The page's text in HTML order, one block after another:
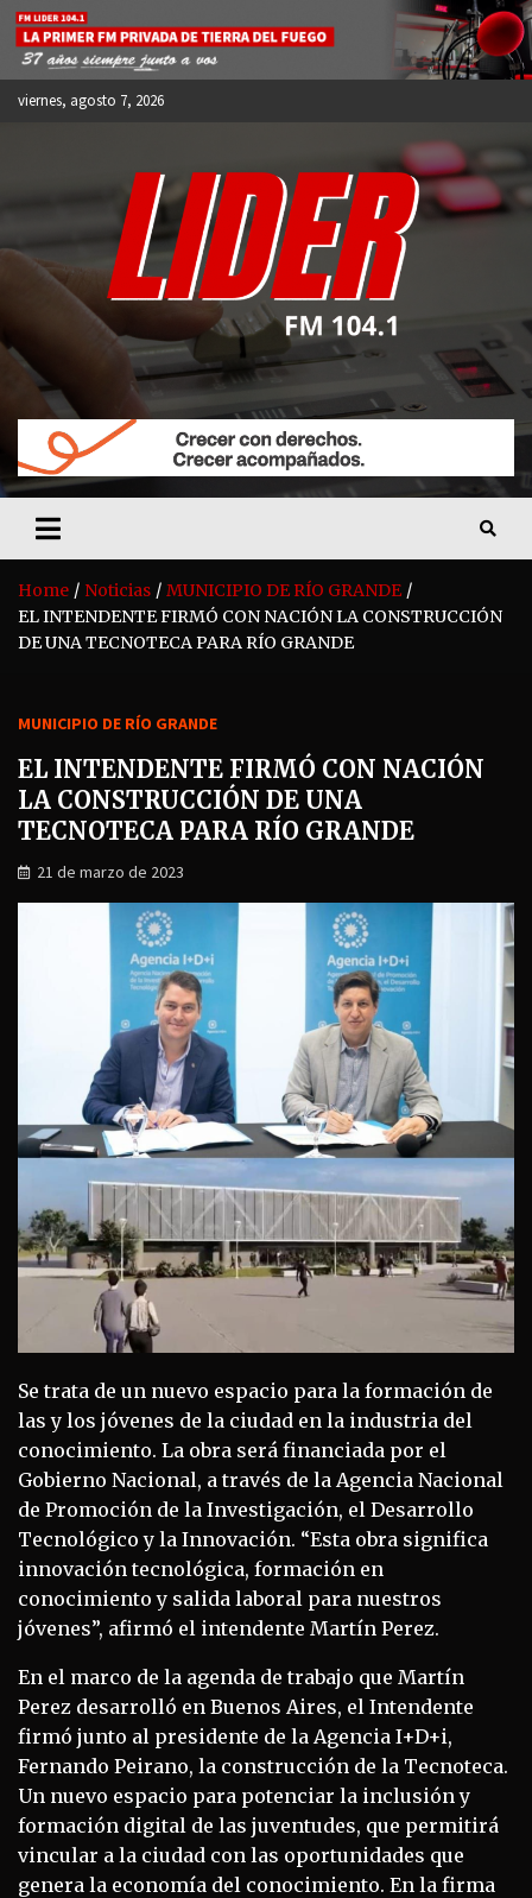
Skip
content
viernes, agosto 7, 2026
FM LIDER 104.1
Home Noticias
MUNICIPIO DE RÍO GRANDE
EL INTENDENTE FIRMÓ CON NACIÓN LA CONSTRUCCIÓN
DE UNA TECNOTECA PARA RÍO GRANDE
MUNICIPIO DE RÍO GRANDE
EL INTENDENTE FIRMÓ CON NACIÓN
LA CONSTRUCCIÓN DE UNA
TECNOTECA PARA RÍO GRANDE
21 de marzo de 2023
Se trata de un nuevo espacio para la formación de
las y los jóvenes de la ciudad en la industria del
conocimiento. La obra será financiada por el
Gobierno Nacional, a través de la Agencia Nacional
de Promoción de la Investigación, el Desarrollo
Tecnológico y la Innovación. “Esta obra significa
innovación tecnológica, formación en
conocimiento y salida laboral para nuestros
jóvenes”, afirmó el intendente Martín Perez.
En el marco de la agenda de trabajo que Martín
Perez desarrolló en Buenos Aires, el Intendente
firmó junto al presidente de la Agencia I+D+i,
Fernando Peirano, la construcción de la Tecnoteca.
Un nuevo espacio para potenciar la inclusión y
formación digital de las juventudes, que permitirá
vincular a la ciudad con las oportunidades que
genera la economía del conocimiento. En la firma